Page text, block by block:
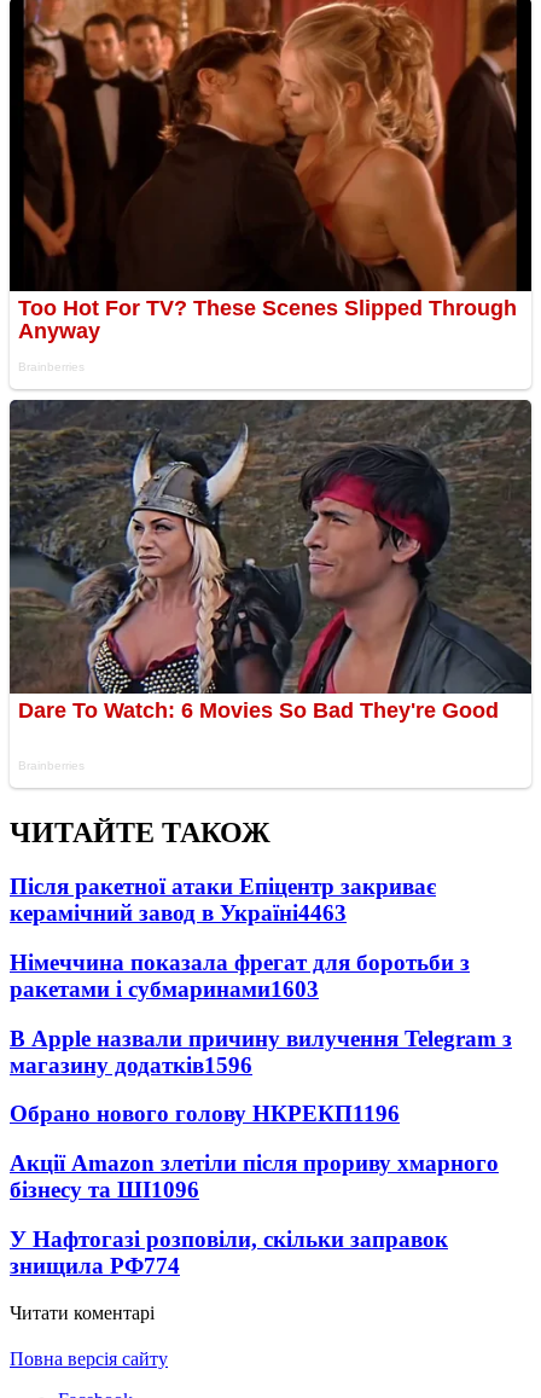
ЧИТАЙТЕ ТАКОЖ
Після ракетної атаки Епіцентр закриває
керамічний завод в Україні4463
Німеччина показала фрегат для боротьби з
ракетами і субмаринами1603
В Apple назвали причину вилучення Telegram з
магазину додатків1596
Обрано нового голову НКРЕКП1196
Акції Amazon злетіли після прориву хмарного
бізнесу та ШІ1096
У Нафтогазі розповіли, скільки заправок
знищила РФ774
Читати коментарі
Повна версія сайту